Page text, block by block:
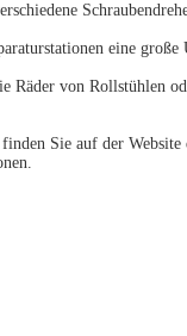
eine
Räder von Rollstühlen
Sie auf der